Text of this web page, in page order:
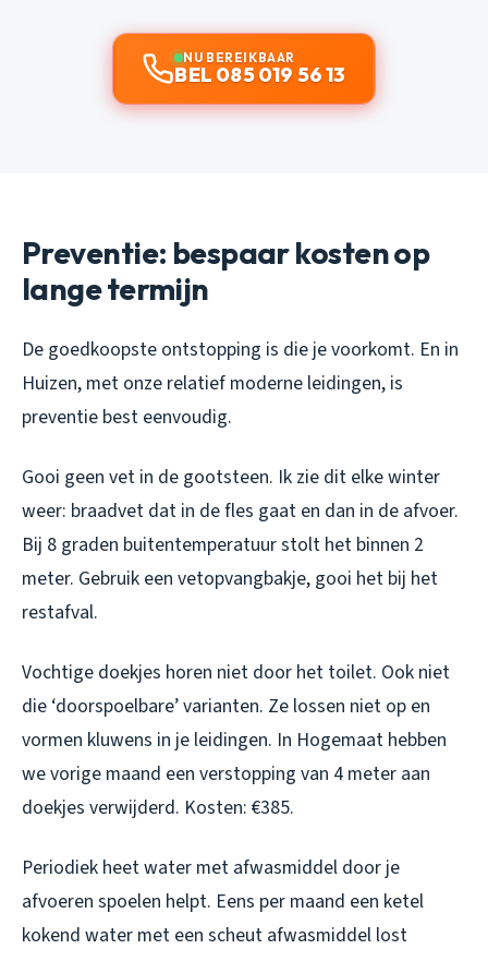
NU BEREIKBAAR
BEL 085 019 56 13
Preventie: bespaar kosten op
lange termijn
De goedkoopste ontstopping is die je voorkomt. En in
Huizen, met onze relatief moderne leidingen, is
preventie best eenvoudig.
Gooi geen vet in de gootsteen. Ik zie dit elke winter
weer: braadvet dat in de fles gaat en dan in de afvoer.
Bij 8 graden buitentemperatuur stolt het binnen 2
meter. Gebruik een vetopvangbakje, gooi het bij het
restafval.
Vochtige doekjes horen niet door het toilet. Ook niet
die ‘doorspoelbare’ varianten. Ze lossen niet op en
vormen kluwens in je leidingen. In Hogemaat hebben
we vorige maand een verstopping van 4 meter aan
doekjes verwijderd. Kosten: €385.
Periodiek heet water met afwasmiddel door je
afvoeren spoelen helpt. Eens per maand een ketel
kokend water met een scheut afwasmiddel lost